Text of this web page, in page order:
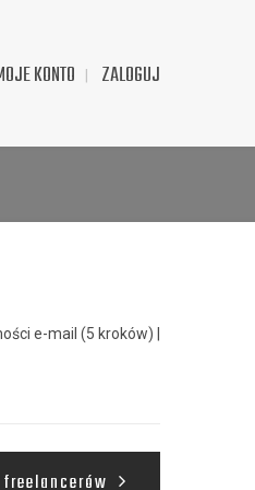
KONTO ZALOGUJ
e-mail (5 kroków) |